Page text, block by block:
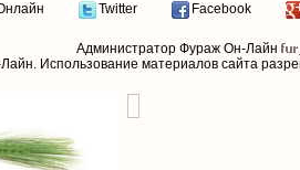
Twitter Facebook
Администратор Фураж Он-Лайн
. Использование материалов сайта